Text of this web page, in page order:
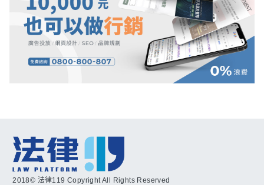
2018© 法律119 Copyright All Rights Reserved